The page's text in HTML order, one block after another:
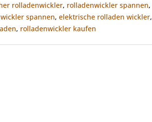
rolladenwickler, rolladenwickler spannen,
spannen,elektrische rolladen wickler,
, rolladenwickler kaufen